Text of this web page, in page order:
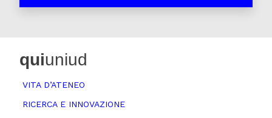
quiuniud
VITA D’ATENEO
RICERCA E INNOVAZIONE